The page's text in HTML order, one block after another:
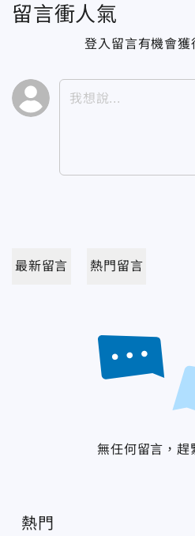
留言衝人氣
登入留言有機會獲
最新留言 熱門留言
無任何留言，趕
熱門